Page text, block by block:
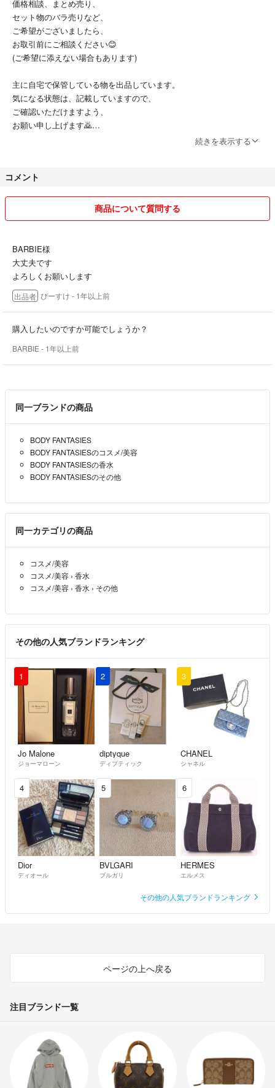
価格相談、まとめ売り、
セット物のバラ売りなど、
ご希望がございましたら、
お取引前にご相談ください😊
(ご希望に添えない場合もあります)
主に自宅で保管している物を出品しています。
気になる状態は、記載していますので、
ご確認いただけますよう、
お願い申し上げます🙇
(ショップバッグやロゴ入段ボールを含む)
ご理解いただけますと幸いです。
よろしくお願い致します😀
続きを表示する
コメント
商品について質問する
BARBIE様
大丈夫です
よろしくお願いします
出品者 ぴーすけ - 1年以上前
購入したいのですか可能でしょうか？
BARBIE - 1年以上前
同一ブランドの商品
BODY FANTASIES
BODY FANTASIESのコスメ/美容
BODY FANTASIESの香水
BODY FANTASIESのその他
同一カテゴリの商品
コスメ/美容
コスメ/美容 › 香水
コスメ/美容 › 香水 › その他
その他の人気ブランドランキング
1
Jo Malone
ジョーマローン
2
diptyque
ディプティック
3
CHANEL
シャネル
4
Dior
ディオール
5
BVLGARI
ブルガリ
6
HERMES
エルメス
その他の人気ブランドランキング
ページの上へ戻る
注目ブランド一覧